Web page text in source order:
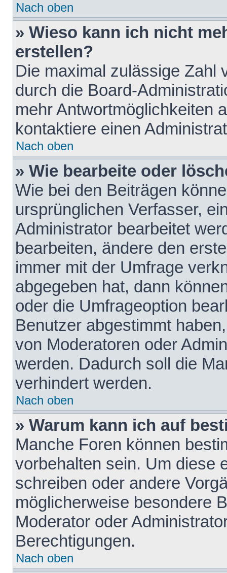
Nach oben
» Wieso kann ich nicht
erstellen?
Die maximal zulässige Zahl
durch die Board-
mehr Antwortmöglichkeiten
kontaktiere einen
Nach oben
» Wie bearbeite oder
Wie bei den Beiträgen
ursprünglichen Verfasser,
Administrator bearbeitet
bearbeiten, ändere den
immer mit der Umfrage
abgegeben hat, dann
oder die Umfrageoption
Benutzer abgestimmt
von Moderatoren oder
werden. Dadurch soll die
verhindert werden.
Nach oben
» Warum kann ich auf
Manche Foren können
vorbehalten sein. Um diese
schreiben oder andere
möglicherweise besondere
Moderator oder
Berechtigungen.
Nach oben